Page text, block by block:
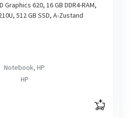
Graphics 620, 16 GB DDR4-RAM,
512 GB SSD, A-Zustand
Notebook, HP
HP